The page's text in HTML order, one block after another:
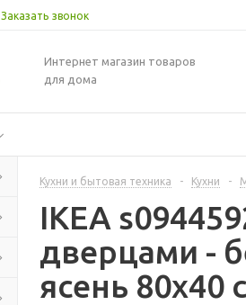
Заказать звонок
Интернет магазин товаров
для дома
Кухни и бытовая техника - Кухни -
IKEA
дверцами -
ясень 80x40